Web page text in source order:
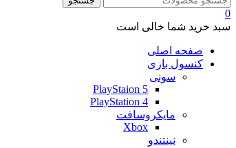
0
سبد خرید شما خالی است
صفحه اصلی
کنسول بازی
سونی
PlayStaion 5
PlayStation 4
مایکروسافت
Xbox
نینتندو